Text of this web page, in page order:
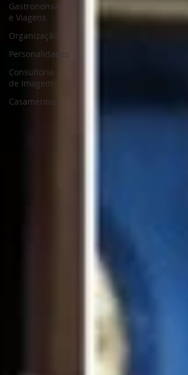
Gastronomia
e Viagens
Organização
Personalidades
Consultoria
de Imagem
Casamentos